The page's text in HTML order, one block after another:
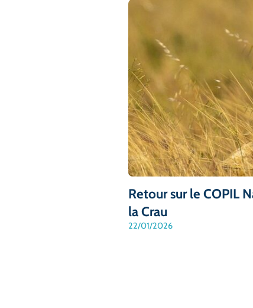
Retour sur le COPIL
la Crau
22/01/2026